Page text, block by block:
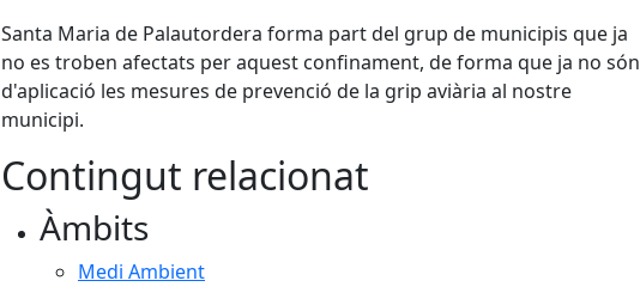
Santa Maria de Palautordera forma part del grup de municipis que ja
no es troben afectats per aquest confinament, de forma que ja no són
d'aplicació les mesures de prevenció de la grip aviària al nostre
municipi.
Contingut relacionat
Àmbits
Medi Ambient